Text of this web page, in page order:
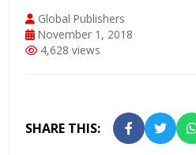
Global Publishers
November 1, 2018
4,628 views
SHARE THIS: